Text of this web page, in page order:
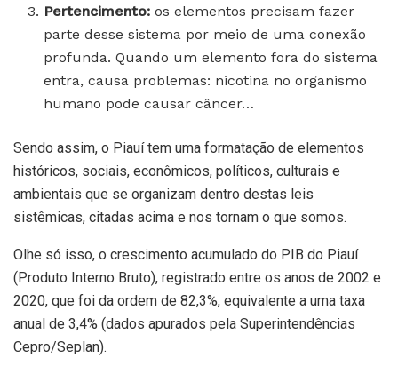
Pertencimento: os elementos precisam fazer
parte desse sistema por meio de uma conexão
profunda. Quando um elemento fora do sistema
entra, causa problemas: nicotina no organismo
humano pode causar câncer…
Sendo assim, o Piauí tem uma formatação de elementos
históricos, sociais, econômicos, políticos, culturais e
ambientais que se organizam dentro destas leis
sistêmicas, citadas acima e nos tornam o que somos.
Olhe só isso, o crescimento acumulado do PIB do Piauí
(Produto Interno Bruto), registrado entre os anos de 2002 e
2020, que foi da ordem de 82,3%, equivalente a uma taxa
anual de 3,4% (dados apurados pela Superintendências
Cepro/Seplan).